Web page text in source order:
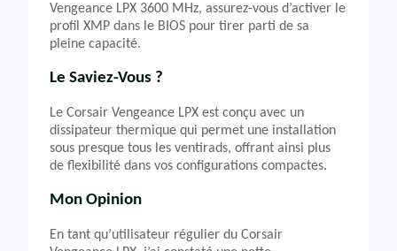
Vengeance LPX 3600 MHz, assurez-vous d’activer le
profil XMP dans le BIOS pour tirer parti de sa
pleine capacité.
Le Saviez-Vous ?
Le Corsair Vengeance LPX est conçu avec un
dissipateur thermique qui permet une installation
sous presque tous les ventirads, offrant ainsi plus
de flexibilité dans vos configurations compactes.
Mon Opinion
En tant qu’utilisateur régulier du Corsair